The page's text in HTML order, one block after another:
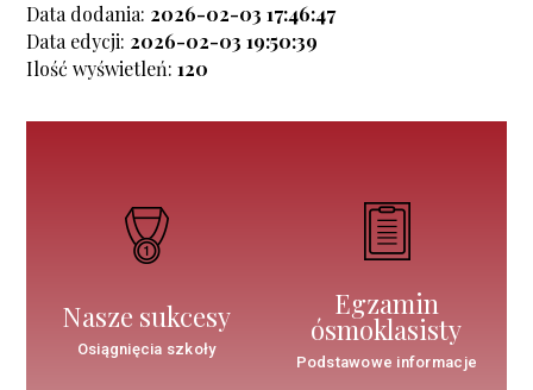
Data dodania: 2026-02-03 17:46:47
Data edycji: 2026-02-03 19:50:39
Ilość wyświetleń:120
Nasze sukcesy
Osiągnięcia szkoły
Egzamin
ósmoklasisty
Podstawowe informacje